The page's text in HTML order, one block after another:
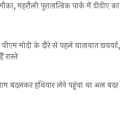
महरौली पुरातात्विक पार्क में डीडीए का
मोदी के दौरे से पहले यातायात डायवर्ट,
बदलकर हथियार लेने पहुंचा था अल बदर